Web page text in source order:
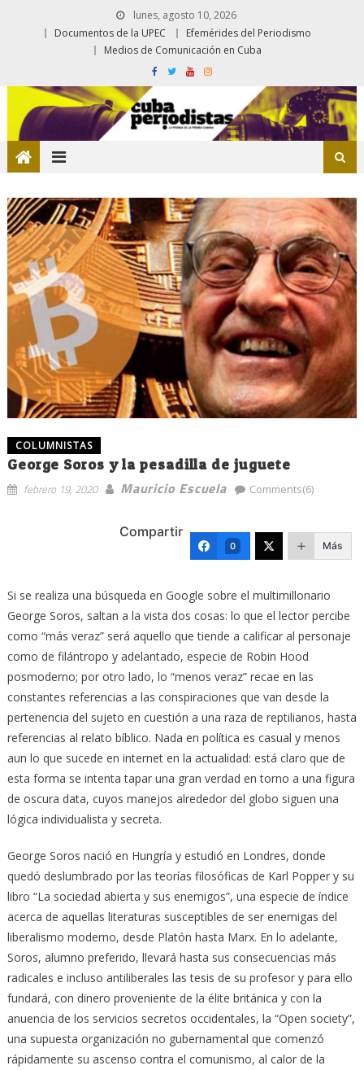
lunes, agosto 10, 2026
Documentos de la UPEC
Efemérides del Periodismo
Medios de Comunicación en Cuba
COLUMNISTAS
George Soros y la pesadilla de juguete
febrero 19, 2020 Mauricio Escuela Comments(6)
Compartir
0 Más
Si se realiza una búsqueda en Google sobre el multimillonario
George Soros, saltan a la vista dos cosas: lo que el lector percibe
como “más veraz” será aquello que tiende a calificar al personaje
como de filántropo y adelantado, especie de Robin Hood
posmoderno; por otro lado, lo “menos veraz” recae en las
constantes referencias a las conspiraciones que van desde la
pertenencia del sujeto en cuestión a una raza de reptilianos, hasta
referencias al relato bíblico. Nada en política es casual y menos
aun lo que sucede en internet en la actualidad: está claro que de
esta forma se intenta tapar una gran verdad en torno a una figura
de oscura data, cuyos manejos alrededor del globo siguen una
lógica individualista y secreta.
George Soros nació en Hungría y estudió en Londres, donde
quedó deslumbrado por las teorías filosóficas de Karl Popper y su
libro “La sociedad abierta y sus enemigos”, una especie de índice
acerca de aquellas literaturas susceptibles de ser enemigas del
liberalismo moderno, desde Platón hasta Marx. En lo adelante,
Soros, alumno preferido, llevará hasta sus consecuencias más
radicales e incluso antiliberales las tesis de su profesor y para ello
fundará, con dinero proveniente de la élite británica y con la
anuencia de los servicios secretos occidentales, la “Open society”,
una supuesta organización no gubernamental que comenzó
rápidamente su ascenso contra el comunismo, al calor de la